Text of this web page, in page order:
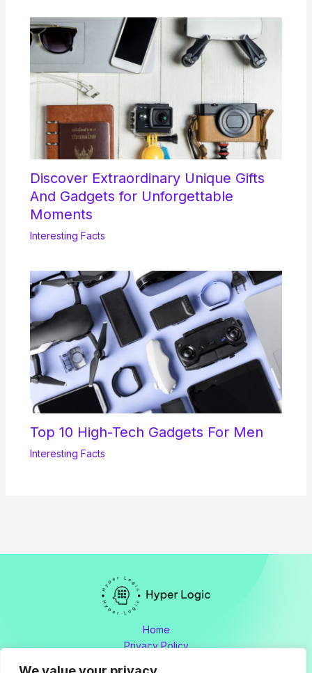
Discover Extraordinary Unique Gifts
And Gadgets for Unforgettable
Moments
Interesting Facts
Top 10 High-Tech Gadgets For Men
Interesting Facts
Home
Privacy Policy